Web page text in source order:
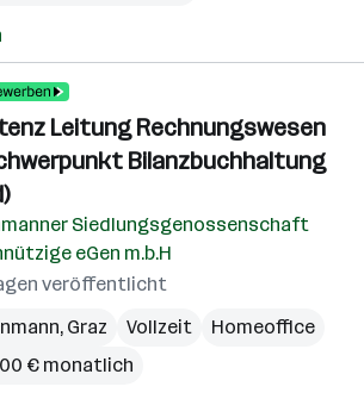
Leitung Rechnungswesen
Bilanzbuchhaltung
Siedlungsgenossenschaft
eGen m.b.H
veröffentlicht
, Graz Vollzeit
Homeoffice
€ monatlich